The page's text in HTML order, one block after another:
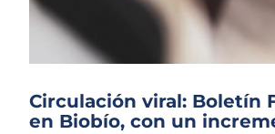
Circulación viral: Boletín
en Biobío, con un